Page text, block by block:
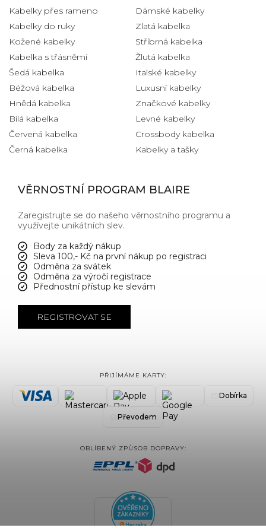
Kabelky přes rameno
Kabelky do ruky
Kožené kabelky
Kabelka s třásněmi
Šedá kabelka
Béžová kabelka
Hnědá kabelka
Bílá kabelka
Červená kabelka
Černá kabelka
Dámské kabelky
Zlatá kabelka
Stříbrná kabelka
Žlutá kabelka
Italské kabelky
Luxusní kabelky
Značkové kabelky
Levné kabelky
Crossbody kabelka
Kabelky a tašky
VĚRNOSTNÍ PROGRAM BLAIRE
Zaregistrujte se do našeho věrnostního programu a
využívejte unikátních slev.
Body za každý nákup
Sleva 100,- Kč na první nákup po registraci
Odměna za svátek
Odměna za výročí registrace
Přednostní přístup ke slevám
REGISTROVAT SE
PŘIJÍMÁME KARTY:
Dobírka
Převodem
OBLÍBENÝ ZPŮSOB DOPRAVY: